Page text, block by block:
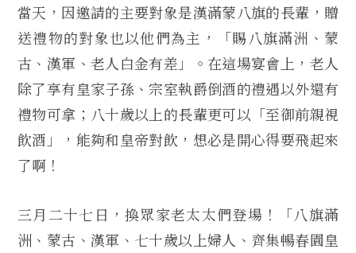
當天，因邀請的主要對象是漢滿蒙八旗的長輩，贈
送禮物的對象也以他們為主，「賜八旗滿洲、蒙
古、漢軍、老人白金有差」。在這場宴會上，老人
除了享有皇家子孫、宗室執爵倒酒的禮遇以外還有
禮物可拿；八十歲以上的長輩更可以「至御前親視
飲酒」，能夠和皇帝對飲，想必是開心得要飛起來
了啊！
三月二十七日，換眾家老太太們登場！「八旗滿
洲、蒙古、漢軍、七十歲以上婦人、齊集暢春園皇